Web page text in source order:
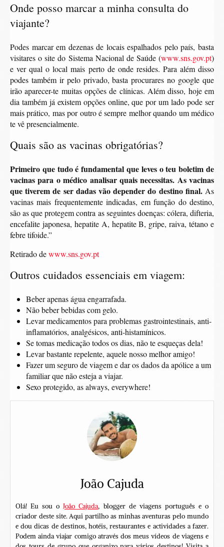
Onde posso marcar a minha consulta do
viajante?
Podes marcar em dezenas de locais espalhados pelo país, basta
visitares o site do Sistema Nacional de Saúde (www.sns.gov.pt)
e ver qual o local mais perto de onde resides. Para além disso
podes também ir pelo privado, basta procurares no google que
irão aparecer-te muitas opções de clínicas. Além disso, hoje em
dia também já existem opções online, que por um lado pode ser
mais prático, mas por outro é sempre melhor quando um médico
te vê presencialmente.
Quais são as vacinas obrigatórias?
Primeiro que tudo é fundamental que leves o teu boletim de
vacinas para o médico analisar quais necessitas. As vacinas
que tiverem de ser dadas vão depender do destino final.As
vacinas mais frequentemente indicadas, em função do destino,
são as que protegem contra as seguintes doenças: cólera, difteria,
encefalite japonesa, hepatite A, hepatite B, gripe, raiva, tétano e
febre tifoide.”
Retirado dewww.sns.gov.pt
Outros cuidados essenciais em viagem:
Beber apenas água engarrafada.
Não beber bebidas com gelo.
Levar medicamentos para problemas gastrointestinais, anti-
inflamatórios, analgésicos, anti-histamínicos.
Se tomas medicação todos os dias, não te esqueças dela!
Levar bastante repelente, aquele nosso melhor amigo!
Fazer um seguro de viagem e dar os dados da apólice a um
familiar que não esteja a viajar.
Sexo protegido, as always, everywhere!
João Cajuda
Olá! Eu sou oJoão Cajuda, blogger de viagens português e o
criador deste site. Aqui partilho as minhas aventuras pelo mundo
e dou dicas de destinos, hotéis, restaurantes e actividades a fazer.
Podem ainda viajar comigo através dos meus vídeos de viagens e